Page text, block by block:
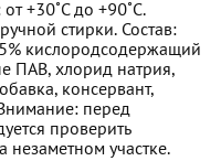
+30˚C до +90˚C.
стирки. Состав:
кислородсодержащий
ПАВ, хлорид натрия,
консервант,
перед
проверить
незаметном участке.